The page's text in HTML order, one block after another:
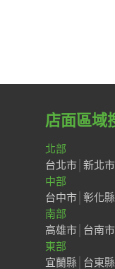
店面區域
北部
台北市 新北市
中部
台中市 彰化縣
南部
高雄市 台南市
東部
宜蘭縣
台東縣